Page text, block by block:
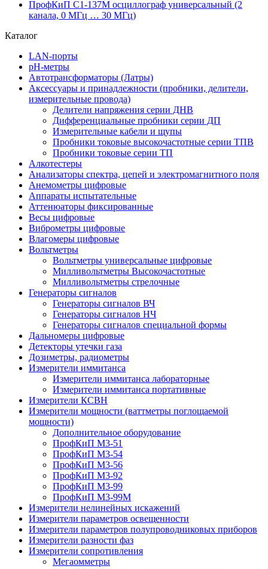
ПрофКиП С1-137М осциллограф универсальный (2
канала, 0 МГц … 30 МГц)
Каталог
LAN-порты
pH-метры
Автотрансформаторы (Латры)
Аксессуары и принадлежности (пробники, делители,
измерительные провода)
Делители напряжения серии ДНВ
Дифференциальные пробники серии ДП
Измерительные кабели и щупы
Пробники токовые высокочастотные серии ТПВ
Пробники токовые серии ТП
Алкотестеры
Анализаторы спектра, цепей и электромагнитного поля
Анемометры цифровые
Аппараты испытательные
Аттенюаторы фиксированные
Весы цифровые
Виброметры цифровые
Влагомеры цифровые
Вольтметры
Вольтметры универсальные цифровые
Милливольтметры Высокочастотные
Милливольтметры стрелочные
Генераторы сигналов
Генераторы сигналов ВЧ
Генераторы сигналов НЧ
Генераторы сигналов специальной формы
Дальномеры цифровые
Детекторы утечки газа
Дозиметры, радиометры
Измерители иммитанса
Измерители иммитанса лабораторные
Измерители иммитанса портативные
Измерители КСВН
Измерители мощности (ваттметры поглощаемой
мощности)
Дополнительное оборудование
ПрофКиП М3-51
ПрофКиП М3-54
ПрофКиП М3-56
ПрофКиП М3-92
ПрофКиП М3-99
ПрофКиП М3-99М
Измерители нелинейных искажений
Измерители параметров освещенности
Измерители параметров полупроводниковых приборов
Измерители разности фаз
Измерители сопротивления
Мегаомметры